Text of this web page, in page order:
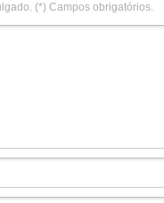
(*) Campos obrigatórios.